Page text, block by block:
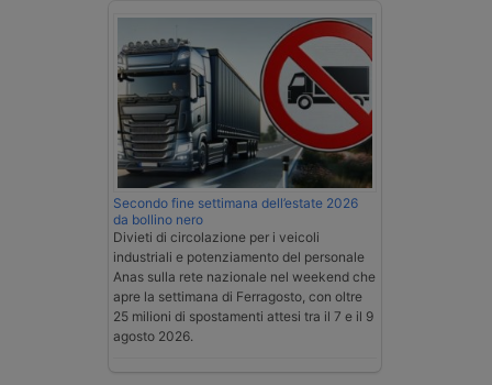
Secondo fine settimana dell’estate 2026
da bollino nero
Divieti di circolazione per i veicoli
industriali e potenziamento del personale
Anas sulla rete nazionale nel weekend che
apre la settimana di Ferragosto, con oltre
25 milioni di spostamenti attesi tra il 7 e il 9
agosto 2026.